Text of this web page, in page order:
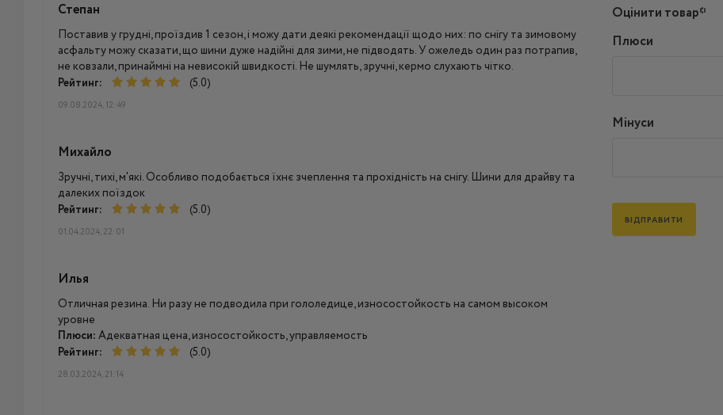
Степан
Поставив у грудні, проїздив 1 сезон, і можу дати деякі рекомендації щодо них: по снігу та зимовому
асфальту можу сказати, що шини дуже надійні для зими, не підводять. У ожеледь один раз потрапив,
не ковзали, принаймні на невисокій швидкості. Не шумлять, зручні, кермо слухають чітко.
Рейтинг:
(5.0)
09.08.2024, 12:49
Михайло
Зручні, тихі, м'які. Особливо подобається їхнє зчеплення та прохідність на снігу. Шини для драйву та
далеких поїздок
Рейтинг:
(5.0)
01.04.2024, 22:01
Илья
Отличная резина. Ни разу не подводила при гололедице, износостойкость на самом высоком
уровне
Плюси: Адекватная цена, износостойкость, управляемость
Рейтинг:
(5.0)
28.03.2024, 21:14
Оцінити товар*
Плюси
Мінуси